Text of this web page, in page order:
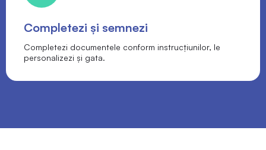
Completezi și semnezi
Completezi documentele conform instrucțiunilor, le
personalizezi și gata.